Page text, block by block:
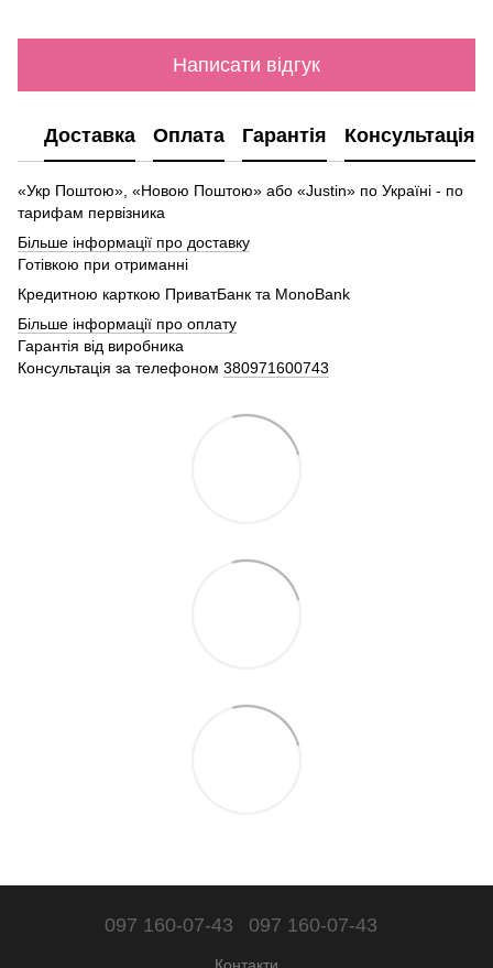
Написати відгук
Доставка Оплата Гарантія Консультація
«Укр Поштою», «Новою Поштою» або «Justin» по Україні - по
тарифам первізника
Більше інформації про доставку
Готівкою при отриманні
Кредитною карткою ПриватБанк та MonoBank
Більше інформації про оплату
Гарантія від виробника
Консультація за телефоном 380971600743
097 160-07-43 097 160-07-43